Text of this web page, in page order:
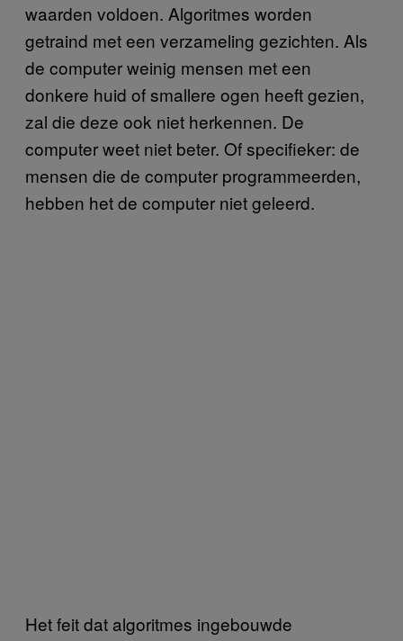
waarden voldoen. Algoritmes worden
getraind met een verzameling gezichten. Als
de computer weinig mensen met een
donkere huid of smallere ogen heeft gezien,
zal die deze ook niet herkennen. De
computer weet niet beter. Of specifieker: de
mensen die de computer programmeerden,
hebben het de computer niet geleerd.
Het feit dat algoritmes ingebouwde